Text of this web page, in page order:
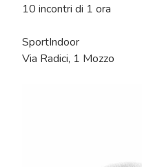
10 incontri di 1 ora
SportIndoor
Via Radici, 1 Mozzo